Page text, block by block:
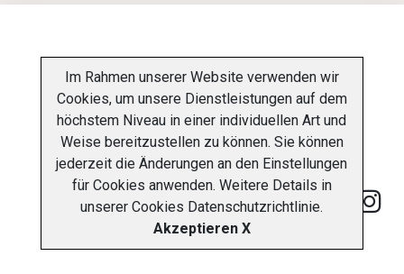
INFORMATIONSPFLICHT
DATENSCHUTZ-BESTIMMUNGEN ÜBER UNS
KONTAKT
Copyright © 2026 Charter Navigator
Im Rahmen unserer Website verwenden wir
Cookies, um unsere Dienstleistungen auf dem
höchstem Niveau in einer individuellen Art und
Weise bereitzustellen zu können. Sie können
jederzeit die Änderungen an den Einstellungen
für Cookies anwenden. Weitere Details in
unsererCookies Datenschutzrichtlinie.
Akzeptieren X